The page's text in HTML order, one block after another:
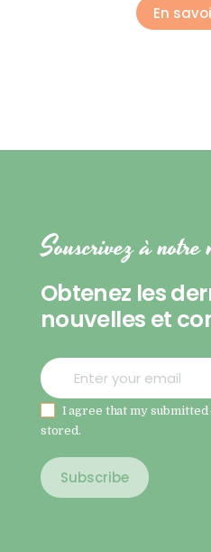
En
Souscrivez à notre
Obtenez les
nouvelles et
I agree that my submitted
stored.